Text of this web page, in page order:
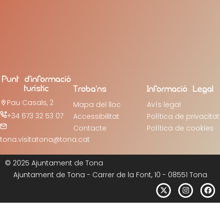
Punt d’informació
turístic
Pau Casals, 2
+34 673 32 53 07
tona.visitatona@tona.cat
Troba’ns
Mapa del lloc
Accessibilitat
Contacte
Informació Legal
Avís legal
Política de privacitat
Política de cookies
© 2025 Ajuntament de Tona
Ajuntament de Tona - Carrer de la Font, 10 - 08551 Tona